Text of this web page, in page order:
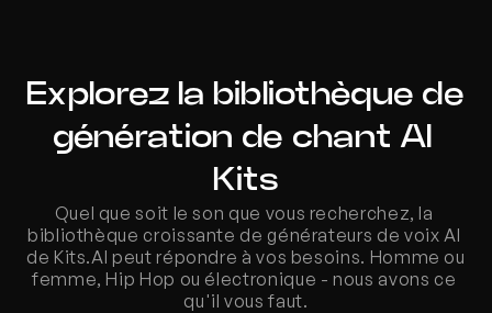
Explorez la bibliothèque de
génération de chant AI
Kits
Quel que soit le son que vous recherchez, la
bibliothèque croissante de générateurs de voix AI
de Kits.AI peut répondre à vos besoins. Homme ou
femme, Hip Hop ou électronique - nous avons ce
qu'il vous faut.